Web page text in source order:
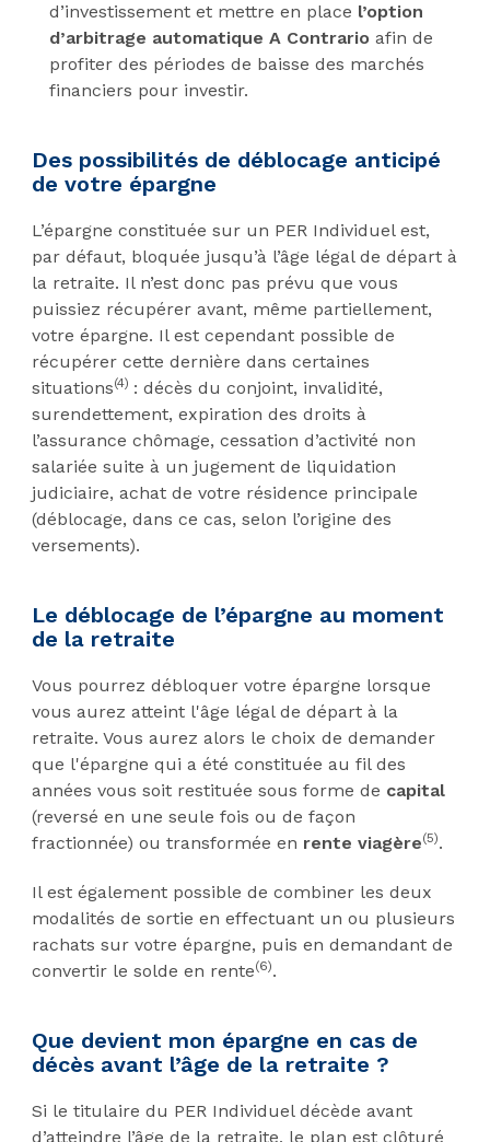
d’investissement et mettre en place l’option
d’arbitrage automatique A Contrario afin de
profiter des périodes de baisse des marchés
financiers pour investir.
Des possibilités de déblocage anticipé
de votre épargne
L’épargne constituée sur un PER Individuel est,
par défaut, bloquée jusqu’à l’âge légal de départ à
la retraite. Il n’est donc pas prévu que vous
puissiez récupérer avant, même partiellement,
votre épargne. Il est cependant possible de
récupérer cette dernière dans certaines
situations(4) : décès du conjoint, invalidité,
surendettement, expiration des droits à
l’assurance chômage, cessation d’activité non
salariée suite à un jugement de liquidation
judiciaire, achat de votre résidence principale
(déblocage, dans ce cas, selon l’origine des
versements).
Le déblocage de l’épargne au moment
de la retraite
Vous pourrez débloquer votre épargne lorsque
vous aurez atteint l'âge légal de départ à la
retraite. Vous aurez alors le choix de demander
que l'épargne qui a été constituée au fil des
années vous soit restituée sous forme de capital
(reversé en une seule fois ou de façon
fractionnée) ou transformée en rente viagère(5).
Il est également possible de combiner les deux
modalités de sortie en effectuant un ou plusieurs
rachats sur votre épargne, puis en demandant de
convertir le solde en rente(6).
Que devient mon épargne en cas de
décès avant l’âge de la retraite ?
Si le titulaire du PER Individuel décède avant
d’atteindre l’âge de la retraite, le plan est clôturé